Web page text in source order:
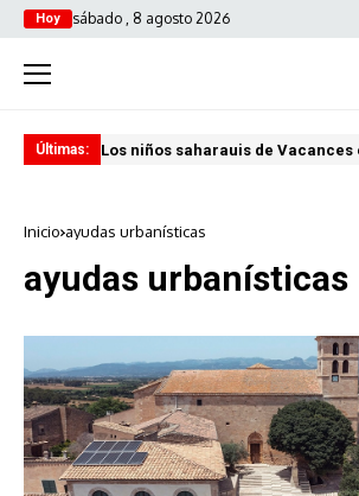
Hoy sábado , 8 agosto 2026
Últimas: Los niños saharauis de
Inicio ayudas urbanísticas
ayudas urbanísticas